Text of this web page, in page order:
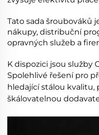
Tato sada šroubováků
nákupy, distribuční
opravných služeb a
K dispozici jsou služby
Spolehlivé řešení pro
hledající stálou kvalitu,
škálovatelnou